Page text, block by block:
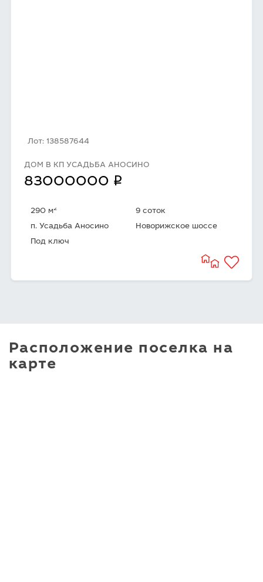
Лот: 138587644
ДОМ В КП УСАДЬБА АНОСИНО
83000000 q
290 м2
9 соток
п. Усадьба Аносино
Новорижское шоссе
Под ключ
Расположение поселка на
карте